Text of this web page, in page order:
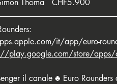
Thoma   CHF5.900
it/app/euro-
play.google.com/store/apps/
il canale ♣️ Euro